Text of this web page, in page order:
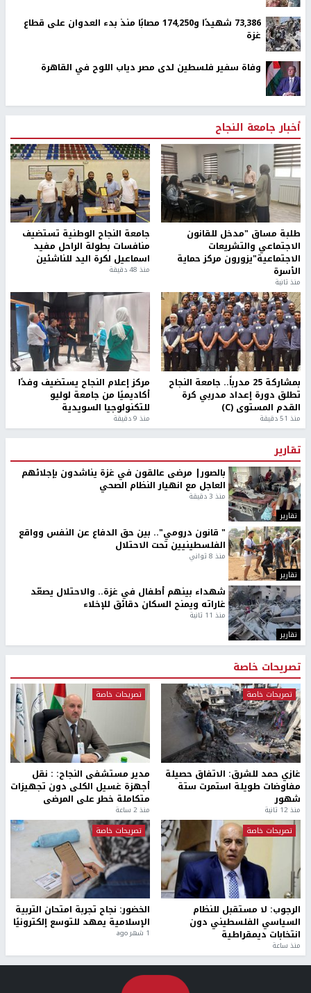
73,386 شهيدًا و174,250 مصابًا منذ بدء العدوان على قطاع
غزة
وفاة سفير فلسطين لدى مصر دياب اللوح في القاهرة
أخبار جامعة النجاح
طلبة مساق "مدخل للقانون
الاجتماعي والتشريعات
الاجتماعية"يزورون مركز حماية
الأسرة
منذ ثانية
جامعة النجاح الوطنية تستضيف
منافسات بطولة الراحل مفيد
اسماعيل لكرة اليد للناشئين
منذ 48 دقيقة
بمشاركة 25 مدرباً.. جامعة النجاح
تطلق دورة إعداد مدربي كرة
القدم المستوى (C)
منذ 51 دقيقة
مركز إعلام النجاح يستضيف وفدًا
أكاديميًا من جامعة لوليو
للتكنولوجيا السويدية
منذ 9 دقيقة
تقارير
تقارير
بالصور| مرضى عالقون في غزة يناشدون بإجلائهم
العاجل مع انهيار النظام الصحي
منذ 3 دقيقة
تقارير
" قانون درومي".. بين حق الدفاع عن النفس وواقع
الفلسطينيين تحت الاحتلال
منذ 8 ثواني
تقارير
شهداء بينهم أطفال في غزة.. والاحتلال يصعّد
غاراته ويمنح السكان دقائق للإخلاء
منذ 11 ثانية
تصريحات خاصة
تصريحات خاصة
غازي حمد للشرق: الاتفاق حصيلة
مفاوضات طويلة استمرت ستة
شهور
منذ 12 ثانية
تصريحات خاصة
مدير مستشفى النجاح: : نقل
أجهزة غسيل الكلى دون تجهيزات
متكاملة خطر على المرضى
منذ 2 ساعة
تصريحات خاصة
الرجوب: لا مستقبل للنظام
السياسي الفلسطيني دون
انتخابات ديمقراطية
منذ ساعة
تصريحات خاصة
الخضور: نجاح تجربة امتحان التربية
الإسلامية يمهد للتوسع إلكترونيًا
1 شهر ago